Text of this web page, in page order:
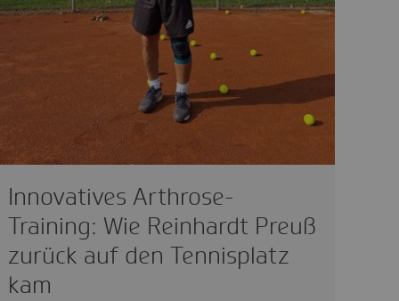
Innovatives Arthrose-
Training: Wie Reinhardt Preuß
zurück auf den Tennisplatz
kam